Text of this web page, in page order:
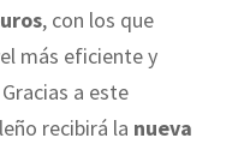
, con los que
más eficiente y
a este
recibirá la nueva